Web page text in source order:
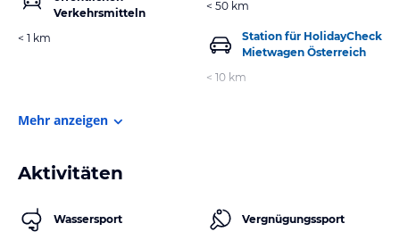
Verkehrsmitteln
< 1 km
< 50 km
Station für HolidayCheck
Mietwagen Österreich
< 10 km
Mehr anzeigen
Aktivitäten
Wassersport Vergnügungssport